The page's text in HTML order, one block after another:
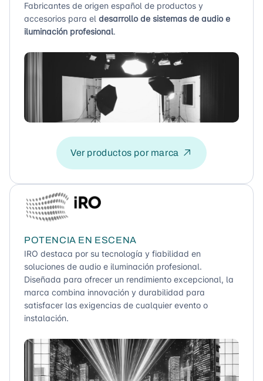
Fabricantes de origen español de productos y
accesorios para el desarrollo de sistemas de audio e
iluminación profesional.
Ver productos por marca
POTENCIA EN ESCENA
IRO destaca por su tecnología y fiabilidad en
soluciones de audio e iluminación profesional.
Diseñada para ofrecer un rendimiento excepcional, la
marca combina innovación y durabilidad para
satisfacer las exigencias de cualquier evento o
instalación.